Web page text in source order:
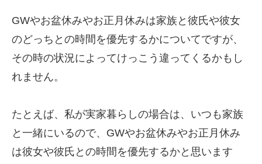
GWやお盆休みやお正月休みは家族と彼氏や彼女
のどっちとの時間を優先するかについてですが、
その時の状況によってけっこう違ってくるかもし
れません。
たとえば、私が実家暮らしの場合は、いつも家族
と一緒にいるので、GWやお盆休みやお正月休み
は彼女や彼氏との時間を優先するかと思います